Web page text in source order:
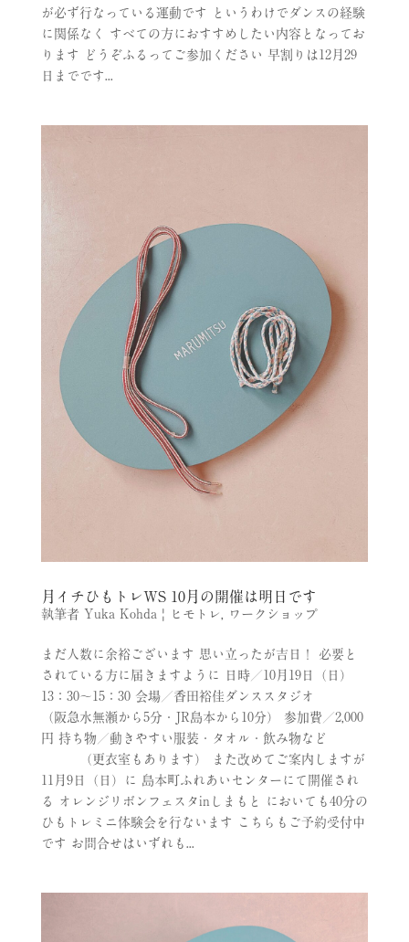
が必ず行なっている運動です というわけでダンスの経験
に関係なく すべての方におすすめしたい内容となってお
ります どうぞふるってご参加ください 早割りは12月29
日までです...
月イチひもトレWS 10月の開催は明日です
執筆者 Yuka Kohda | ヒモトレ ワークショップ
まだ人数に余裕ございます 思い立ったが吉日！ 必要と
されている方に届きますように 日時／10月19日（日）
13：30〜15：30 会場／香田裕佳ダンススタジオ
（阪急水無瀬から5分・JR島本から10分） 参加費／2,000
円 持ち物／動きやすい服装・タオル・飲み物など
（更衣室もあります） また改めてご案内しますが
11月9日（日）に 島本町ふれあいセンターにて開催され
る オレンジリボンフェスタinしまもと においても40分の
ひもトレミニ体験会を行ないます こちらもご予約受付中
です お問合せはいずれも...